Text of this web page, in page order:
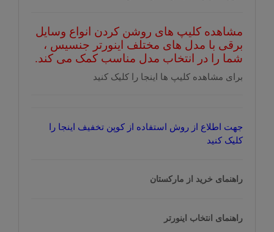
مشاهده کلیپ های روشن کردن انواع وسایل
برقی با مدل های مختلف اینورتر جنسیس ،
شما را در انتخاب مدل مناسب کمک می کند.
برای مشاهده کلیپ ها اینجا را کلیک کنید
جهت اطلاع از روش استفاده از کوپن تخفیف اینجا را
کلیک کنید
راهنمای خرید از مارکستان
راهنمای انتخاب اینورتر